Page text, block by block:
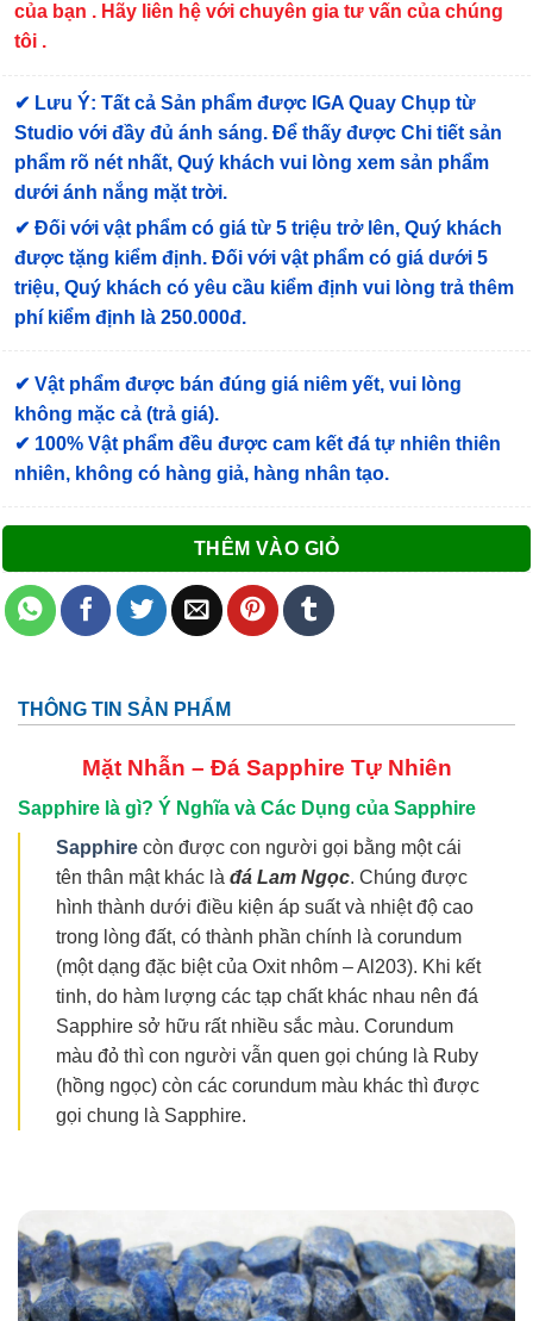
của bạn . Hãy liên hệ với chuyên gia tư vấn của chúng
tôi .
✔ Lưu Ý: Tất cả Sản phẩm được IGA Quay Chụp từ
Studio với đầy đủ ánh sáng. Để thấy được Chi tiết sản
phẩm rõ nét nhất, Quý khách vui lòng xem sản phẩm
dưới ánh nắng mặt trời.
✔ Đối với vật phẩm có giá từ 5 triệu trở lên, Quý khách
được tặng kiểm định. Đối với vật phẩm có giá dưới 5
triệu, Quý khách có yêu cầu kiểm định vui lòng trả thêm
phí kiểm định là 250.000đ.
✔ Vật phẩm được bán đúng giá niêm yết, vui lòng
không mặc cả (trả giá).
✔ 100% Vật phẩm đều được cam kết đá tự nhiên thiên
nhiên, không có hàng giả, hàng nhân tạo.
THÊM VÀO GIỎ
THÔNG TIN SẢN PHẨM
Mặt Nhẫn – Đá Sapphire Tự Nhiên
Sapphire là gì? Ý Nghĩa và Các Dụng của Sapphire
Sapphire còn được con người gọi bằng một cái
tên thân mật khác là đá Lam Ngọc. Chúng được
hình thành dưới điều kiện áp suất và nhiệt độ cao
trong lòng đất, có thành phần chính là corundum
(một dạng đặc biệt của Oxit nhôm – Al203). Khi kết
tinh, do hàm lượng các tạp chất khác nhau nên đá
Sapphire sở hữu rất nhiều sắc màu. Corundum
màu đỏ thì con người vẫn quen gọi chúng là Ruby
(hồng ngọc) còn các corundum màu khác thì được
gọi chung là Sapphire.